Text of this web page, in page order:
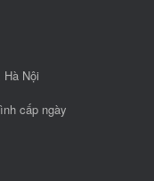
Nội
cấp ngày